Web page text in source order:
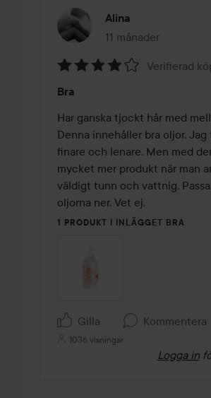
Alina
11 månader
Inlägget skapades 11
4
av
5
Verifierad
Bra
Har ganska tjockt hår med
Denna innehåller bra oljor.
finare och lenare. Men med
mycket mer produkt när man
väldigt tunn och vattnig.
oljorna ner. Vet ej.
1 PRODUKT I INLÄGGET BRA
Gilla Kommentera
1036 visningar
Logga in